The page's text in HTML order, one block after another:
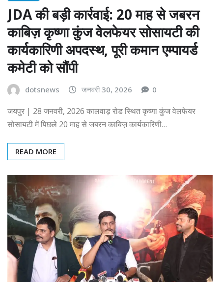
JDA की बड़ी कार्रवाई: 20 माह से जबरन
काबिज़ कृष्णा कुंज वेलफेयर सोसायटी की
कार्यकारिणी अपदस्थ, पूरी कमान एम्पायर्ड
कमेटी को सौंपी
dotsnews जनवरी 30, 2026 0
जयपुर | 28 जनवरी, 2026 कालवाड़ रोड स्थित कृष्णा कुंज वेलफेयर
सोसायटी में पिछले 20 माह से जबरन काबिज़ कार्यकारिणी…
READ MORE